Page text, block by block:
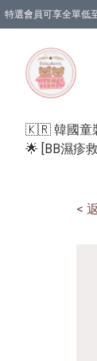
特選會員可享全單低
🇰🇷 韓國童
🌟 [BB濕疹
<